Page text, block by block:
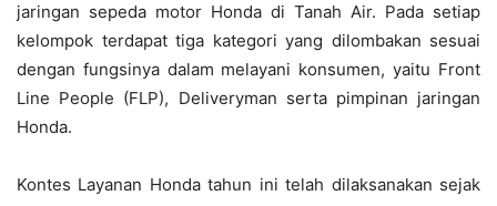
jaringan sepeda motor Honda di Tanah Air. Pada setiap
kelompok terdapat tiga kategori yang dilombakan sesuai
dengan fungsinya dalam melayani konsumen, yaitu Front
Line People (FLP), Deliveryman serta pimpinan jaringan
Honda.
Kontes Layanan Honda tahun ini telah dilaksanakan sejak